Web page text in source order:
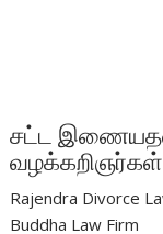
சட்ட
வழக்கறிஞர்கள்
Rajendra Divorce
Buddha Law Firm